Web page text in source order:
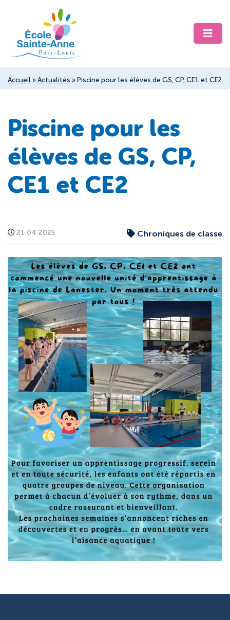
Accueil » Actualités » Piscine pour les élèves de GS, CP, CE1 et CE2
Piscine pour les
élèves de GS, CP,
CE1 et CE2
21.04.2025 Chroniques de classe